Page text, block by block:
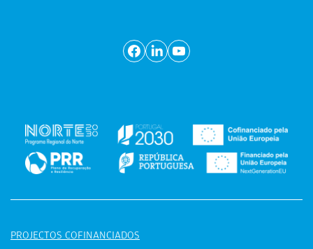
PROJECTOS COFINANCIADOS